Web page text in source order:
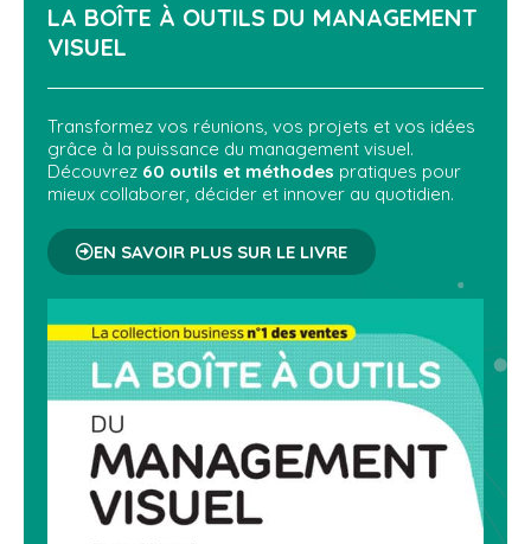
LA BOÎTE À OUTILS DU MANAGEMENT
VISUEL
Transformez vos réunions, vos projets et vos idées
grâce à la puissance du management visuel.
Découvrez 60 outils et méthodes pratiques pour
mieux collaborer, décider et innover au quotidien.
EN SAVOIR PLUS SUR LE LIVRE